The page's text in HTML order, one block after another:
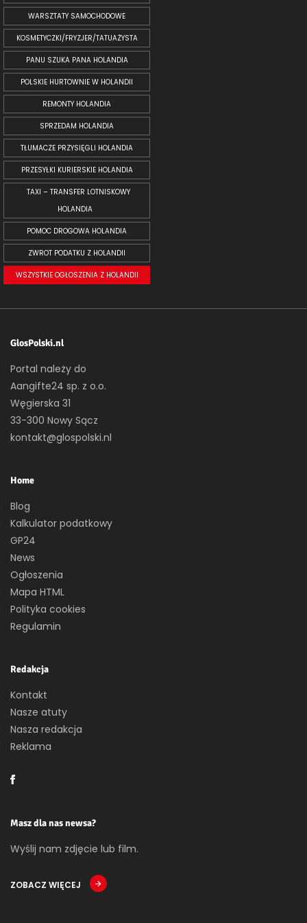
WARSZTATY SAMOCHODOWE
KOSMETYCZKI/FRYZJER/TATUAŻYSTA
PANU SZUKA PANA HOLANDIA
POLSKIE HURTOWNIE W HOLANDII
REMONTY HOLANDIA
SPRZEDAM HOLANDIA
TŁUMACZE PRZYSIĘGLI HOLANDIA
PRZESYŁKI KURIERSKIE HOLANDIA
TAXI – TRANSFER LOTNISKOWY
HOLANDIA
POMOC DROGOWA HOLANDIA
ZWROT PODATKU Z HOLANDII
WSZYSTKIE OGŁOSZENIA Z HOLANDII
GlosPolski.nl
Portal należy do
Aangifte24 sp. z o.o.
Węgierska 31
33-300 Nowy Sącz
kontakt@glospolski.nl
Home
Blog
Kalkulator podatkowy
GP24
News
Ogłoszenia
Mapa HTML
Polityka cookies
Regulamin
Redakcja
Kontakt
Nasze atuty
Nasza redakcja
Reklama
Masz dla nas newsa?
Wyślij nam zdjęcie lub film.
ZOBACZ WIĘCEJ